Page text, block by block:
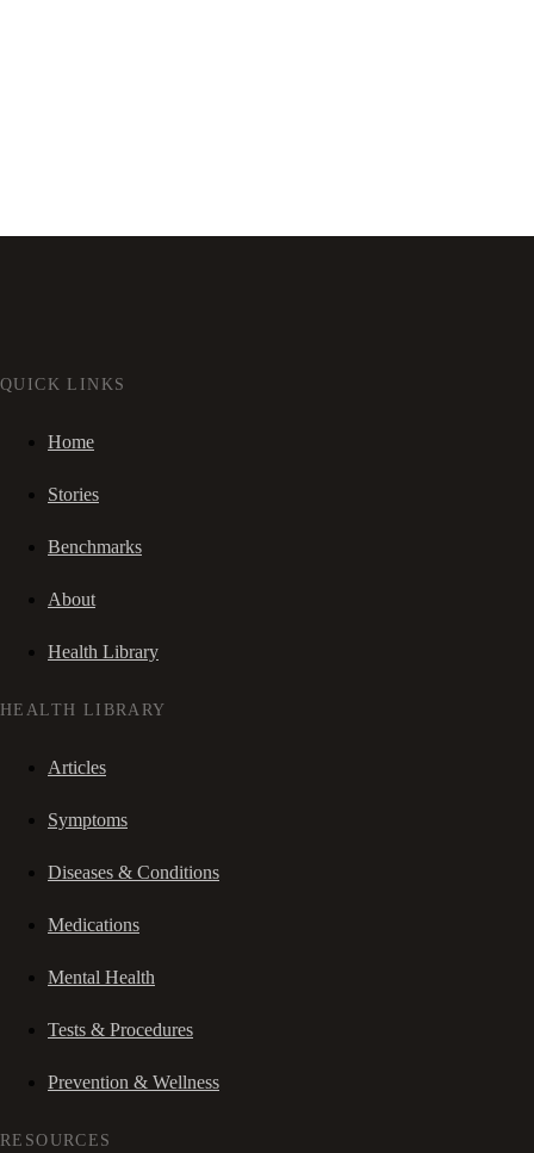
QUICK LINKS
Home
Stories
Benchmarks
About
Health Library
HEALTH LIBRARY
Articles
Symptoms
Diseases & Conditions
Medications
Mental Health
Tests & Procedures
Prevention & Wellness
RESOURCES